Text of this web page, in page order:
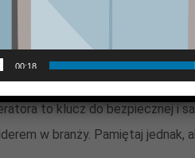
dyscyplin, od piłki
pozwala na obstawianie
to klucz do bezpiecznej i
w branży. Pamiętaj
00:18